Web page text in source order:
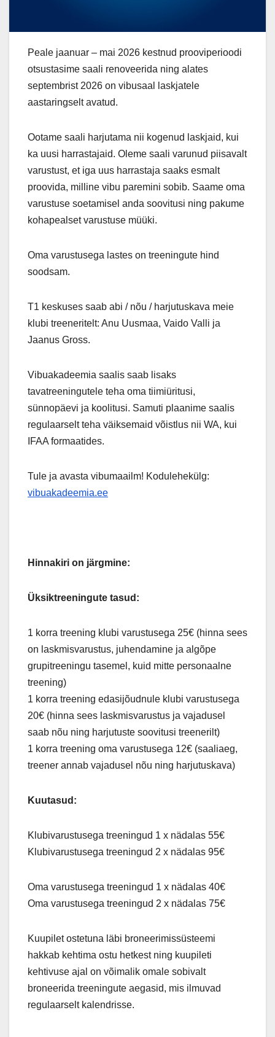
Peale jaanuar – mai 2026 kestnud prooviperioodi
otsustasime saali renoveerida ning alates
septembrist 2026 on vibusaal laskjatele
aastaringselt avatud.
Ootame saali harjutama nii kogenud laskjaid, kui
ka uusi harrastajaid. Oleme saali varunud piisavalt
varustust, et iga uus harrastaja saaks esmalt
proovida, milline vibu paremini sobib. Saame oma
varustuse soetamisel anda soovitusi ning pakume
kohapealset varustuse müüki.
Oma varustusega lastes on treeningute hind
soodsam.
T1 keskuses saab abi / nõu / harjutuskava meie
klubi treeneritelt: Anu Uusmaa, Vaido Valli ja
Jaanus Gross.
Vibuakadeemia saalis saab lisaks
tavatreeningutele teha oma tiimiüritusi,
sünnopäevi ja koolitusi. Samuti plaanime saalis
regulaarselt teha väiksemaid võistlus nii WA, kui
IFAA formaatides.
Tule ja avasta vibumaailm! Kodulehekülg:
vibuakadeemia.ee
Hinnakiri on järgmine:
Üksiktreeningute tasud:
1 korra treening klubi varustusega 25€ (hinna sees
on laskmisvarustus, juhendamine ja algõpe
grupitreeningu tasemel, kuid mitte personaalne
treening)
1 korra treening edasijõudnule klubi varustusega
20€ (hinna sees laskmisvarustus ja vajadusel
saab nõu ning harjutuste soovitusi treenerilt)
1 korra treening oma varustusega 12€ (saaliaeg,
treener annab vajadusel nõu ning harjutuskava)
Kuutasud:
Klubivarustusega treeningud 1 x nädalas 55€
Klubivarustusega treeningud 2 x nädalas 95€
Oma varustusega treeningud 1 x nädalas 40€
Oma varustusega treeningud 2 x nädalas 75€
Kuupilet ostetuna läbi broneerimissüsteemi
hakkab kehtima ostu hetkest ning kuupileti
kehtivuse ajal on võimalik omale sobivalt
broneerida treeningute aegasid, mis ilmuvad
regulaarselt kalendrisse.